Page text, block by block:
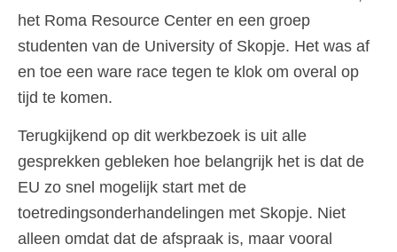
het Roma Resource Center en een groep
studenten van de University of Skopje. Het was af
en toe een ware race tegen te klok om overal op
tijd te komen.
Terugkijkend op dit werkbezoek is uit alle
gesprekken gebleken hoe belangrijk het is dat de
EU zo snel mogelijk start met de
toetredingsonderhandelingen met Skopje. Niet
alleen omdat dat de afspraak is, maar vooral